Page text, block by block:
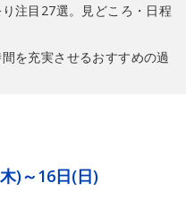
注目27選。見どころ・日程
を充実させるおすすめの過
)～16日(日)